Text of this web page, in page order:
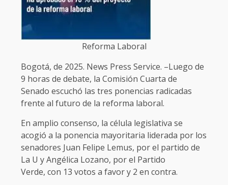
Reforma Laboral
Bogotá, de 2025. News Press Service. –Luego de
9 horas de debate, la Comisión Cuarta de
Senado escuchó las tres ponencias radicadas
frente al futuro de la reforma laboral.
En amplio consenso, la célula legislativa se
acogió a la ponencia mayoritaria liderada por los
senadores Juan Felipe Lemus, por el partido de
La U y Angélica Lozano, por el Partido
Verde, con 13 votos a favor y 2 en contra.